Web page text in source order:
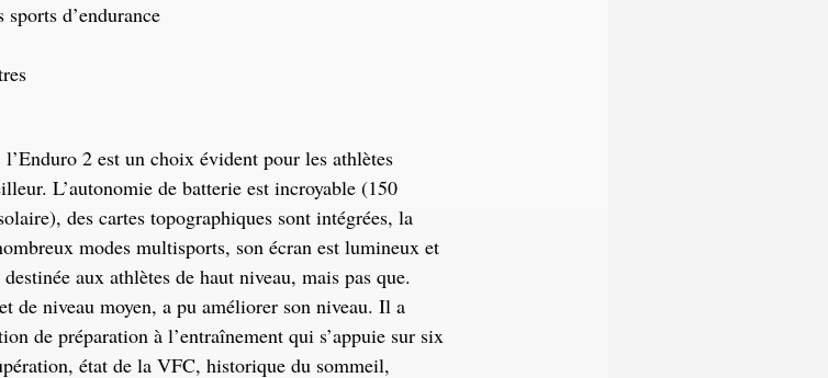
d’endurance
2 est un choix évident pour les athlètes
L’autonomie de batterie est incroyable (150
des cartes topographiques sont intégrées, la
modes multisports, son écran est lumineux et
aux athlètes de haut niveau, mais pas que.
de niveau moyen, a pu améliorer son niveau. Il a
de préparation à l’entraînement qui s’appuie sur six
état de la VFC, historique du sommeil,